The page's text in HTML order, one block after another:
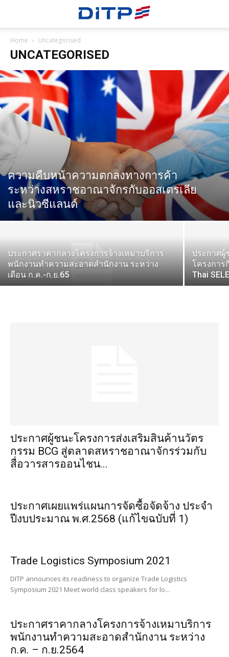
Home Uncategorised
UNCATEGORISED
ความคืบหน้าความตกลงทางการค้า
ระหว่างสหราชอาณาจักรกับออสเตรเลีย
และนิวซีแลนด์
ประกาศราคากลางโครงการจ้างเหมาบริการ
พนักงานทำความสะอาดสำนักงาน ระหว่าง
เดือน ก.ค.-ก.ย.65
ประกาศผู้
โครงกา
Thai
ประกาศผู้ชนะโครงการส่งเสริมสินค้านวัตร
กรรม BCG สู่ตลาดสหราชอาณาจักรร่วมกับ
สื่อวารสารออนไชน...
ประกาศเผยแพร่แผนการจัดซื้อจัดจ้าง ประจำ
ปีงบประมาณ พ.ศ.2568 (แก้ไขฉบับที่ 1)
Trade Logistics Symposium 2021
DITP announces its readiness to organize Trade Logistics
Symposium 2021 Meet world class speakers for lo...
ประกาศราคากลางโครงการจ้างเหมาบริการ
พนักงานทำความสะอาดสำนักงาน ระหว่าง
ก.ค. – ก.ย.2564